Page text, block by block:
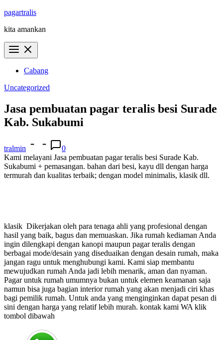
Skip
content
pagartralis
kita amankan
Cabang
Uncategorized
Jasa pembuatan pagar teralis besi Surade
Kab. Sukabumi
tralmin
0
Kami melayani Jasa pembuatan pagar teralis besi Surade Kab.
Sukabumi + pemasangan. bahan dari besi, kayu dll dengan harga
termurah dan kualitas terbaik; dengan model minimalis, klasik dll.
klasik Dikerjakan oleh para tenaga ahli yang profesional dengan
hasil yang baik, bagus dan memuaskan. Jika rumah kediaman Anda
ingin dilengkapi dengan kanopi maupun pagar teralis dengan
berbagai mode/desain yang diseduaikan dengan desain rumah, maka
jangan ragu untuk menghubungi kami. Kami siap membantu
mewujudkan rumah Anda jadi lebih menarik, aman dan nyaman.
Pagar untuk rumah umumnya bukan untuk elemen keamanan saja
namun bisa juga bagian interior rumah yang akan menjadi ciri khas
bagi pemilik rumah. Untuk anda yang menginginkan dapat pesan di
sini dengan harga yang relatif lebih murah. kontak kami WA klik
tombol dibawah